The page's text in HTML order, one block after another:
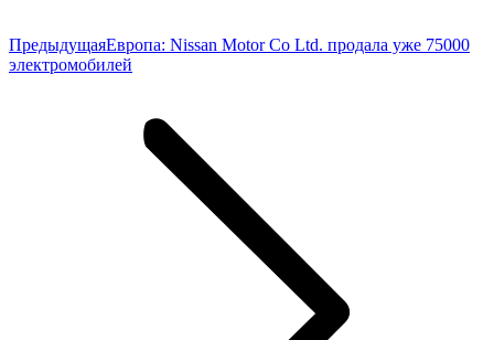
ПредыдущаяПредыдущая
запись:
Европа: Nissan Motor Co Ltd. продала уже 75000
электромобилей